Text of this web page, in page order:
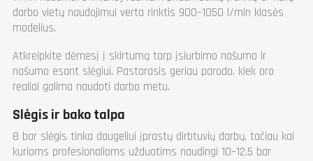
darbo vietų naudojimui verta rinktis 900–1050 l/min klasės
modelius.
Atkreipkite dėmesį į skirtumą tarp įsiurbimo našumo ir
našumo esant slėgiui. Pastarasis geriau parodo, kiek oro
realiai galima naudoti darbo metu.
Slėgis ir bako talpa
8 bar slėgis tinka daugeliui įprastų dirbtuvių darbų, tačiau kai
kurioms profesionalioms užduotims naudingi 10–12,5 bar